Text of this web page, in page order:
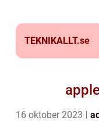
TEKNIKALLT.se
16 oktober 2023